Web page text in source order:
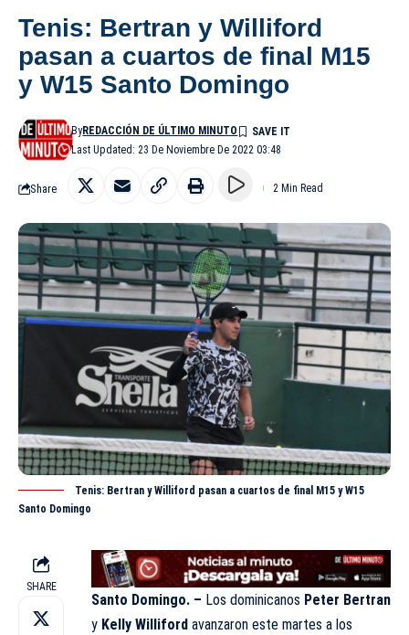
Tenis: Bertran y Williford
pasan a cuartos de final M15
y W15 Santo Domingo
Last Updated: 23 De Noviembre De 2022 03:48
ByREDACCIÓN DE ÚLTIMO MINUTO
Share 2 Min Read
Tenis: Bertran y Williford pasan a cuartos de final M15 y W15
Santo Domingo
SHARE
Santo Domingo. – Los dominicanos Peter Bertran
y Kelly Williford avanzaron este martes a los